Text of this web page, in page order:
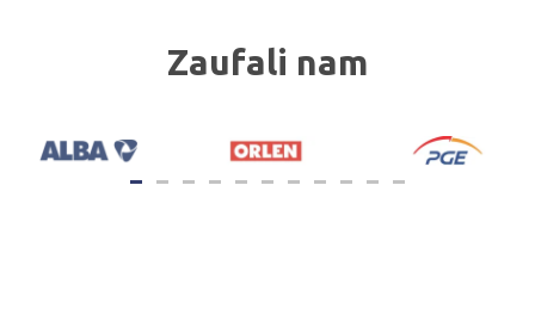
Zaufali nam